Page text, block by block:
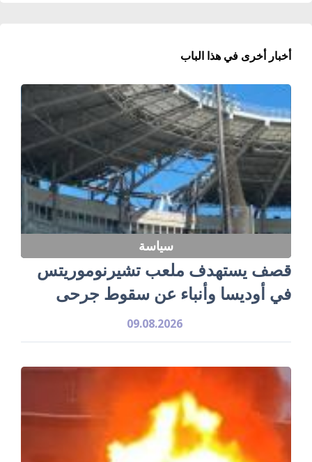
أخبار أخرى في هذا الباب
سياسة
قصف يستهدف ملعب تشيرنوموريتس
في أوديسا وأنباء عن سقوط جرحى
09.08.2026